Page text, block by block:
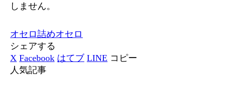
しません。
オセロ詰めオセロ
シェアする
X Facebook はてブ LINE コピー
人気記事